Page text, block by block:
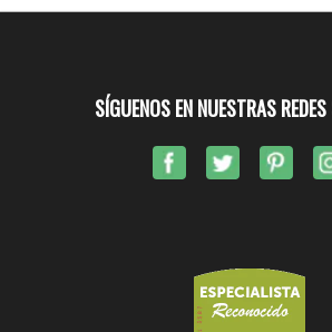
SÍGUENOS EN NUESTRAS